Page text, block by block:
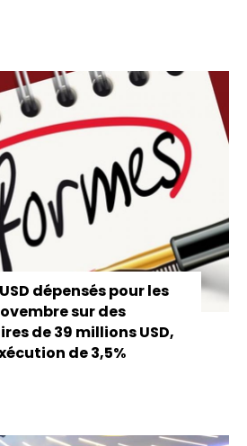
dépensés pour les
sur des
de 39 millions USD,
de 3,5%